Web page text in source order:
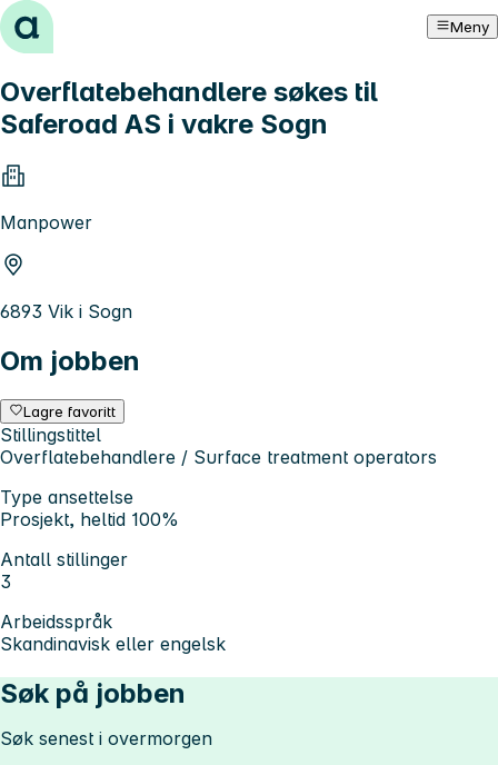
Hopp til innhold Meny
Overflatebehandlere søkes til
Saferoad AS i vakre Sogn
Manpower
6893 Vik i Sogn
Om jobben
Lagre favoritt
Stillingstittel
Overflatebehandlere / Surface treatment operators
Type ansettelse
Prosjekt, heltid 100%
Antall stillinger
3
Arbeidsspråk
Skandinavisk eller engelsk
Søk på jobben
Søk senest i overmorgen